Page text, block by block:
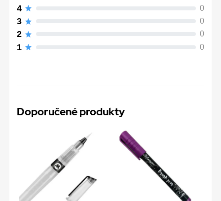
4
0
3 0
2 0
1 0
Doporučené produkty